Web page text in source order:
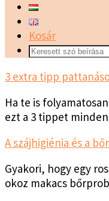
Kosár
3 extra tipp
Ha te is
ezt a 3 tippet
A szájhigiénia és a
Gyakori, hogy egy
okoz makacs